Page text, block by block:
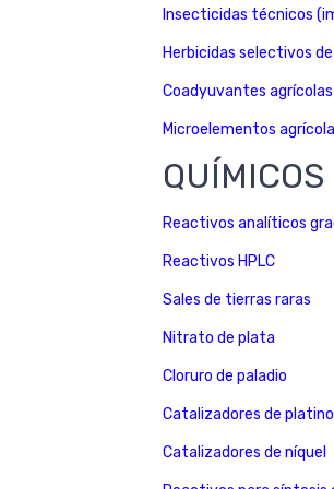
Insecticidas técnicos
Herbicidas selectivos
Coadyuvantes
Microelementos
Reactivos analíticos
Reactivos HPLC
Sales de tierras raras
Nitrato de plata
Cloruro de paladio
Catalizadores de platino
Catalizadores de níquel